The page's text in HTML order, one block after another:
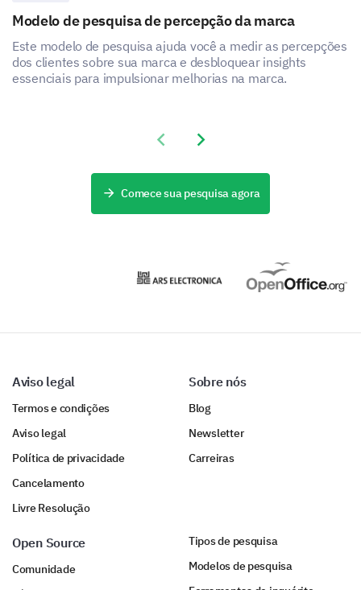
Modelo de pesquisa de percepção da marca
Este modelo de pesquisa ajuda você a medir as percepções
dos clientes sobre sua marca e desbloquear insights
essenciais para impulsionar melhorias na marca.
Previous slide
Next slide
Comece sua pesquisa agora
Aviso legal
Termos e condições
Aviso legal
Política de privacidade
Cancelamento
Livre Resolução
Sobre nós
Blog
Newsletter
Carreiras
Open Source
Comunidade
Tipos de pesquisa
Modelos de pesquisa